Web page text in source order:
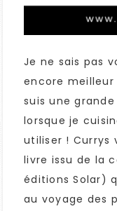
Je ne sais pas
encore
suis une
lorsque je
utiliser ! Currys
livre issu de la
éditions Solar)
au voyage des